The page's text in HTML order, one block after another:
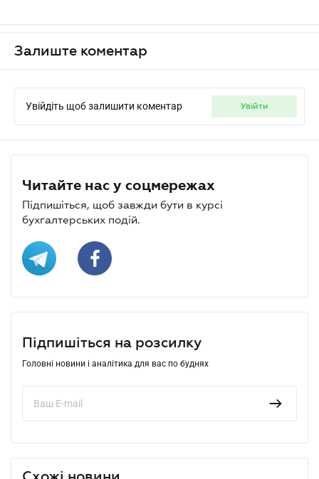
Залиште коментар
Увійдіть щоб залишити коментар увійти
Читайте нас у соцмережах
Підпишіться, щоб завжди бути в курсі
бухгалтерських подій.
Підпишіться на розсилку
Головні новини і аналітика для вас по буднях